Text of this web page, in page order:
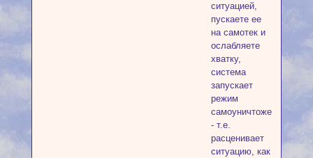
ситуацией,
пускаете ее
на самотек и
ослабляете
хватку,
система
запускает
режим
самоуничтожения
- т.е.
расценивает
ситуацию, как